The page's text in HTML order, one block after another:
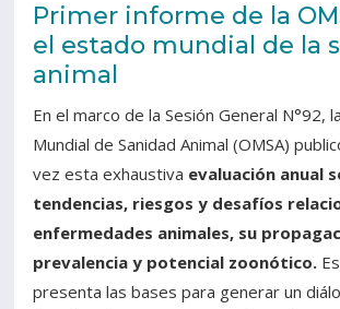
Primer informe de la
el estado mundial de la
animal
En el marco de la Sesión General N°92,
Mundial de Sanidad Animal (OMSA)
vez esta exhaustiva evaluación anual
tendencias, riesgos y desafíos
enfermedades animales, su
prevalencia y potencial zoonótico.
presenta las bases para generar un